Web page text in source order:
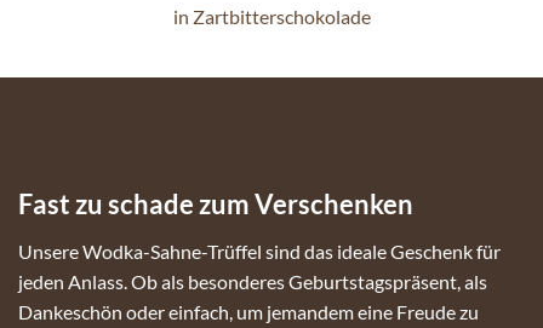
in Zartbitterschokolade
Fast zu schade zum Verschenken
Unsere Wodka-Sahne-Trüffel sind das ideale Geschenk für
jeden Anlass. Ob als besonderes Geburtstagspräsent, als
Dankeschön oder einfach, um jemandem eine Freude zu